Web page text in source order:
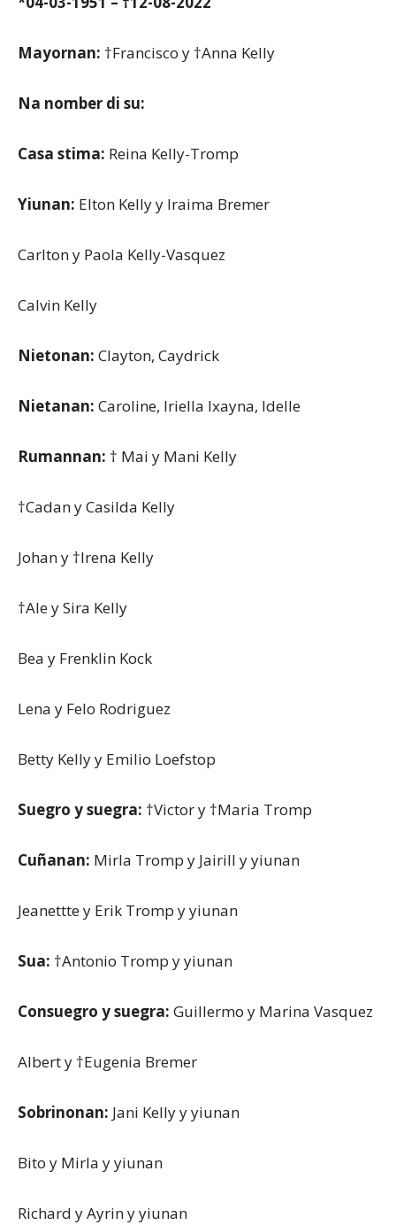
Mayornan: †Francisco y †Anna Kelly
Na nomber di su:
Casa stima: Reina Kelly-Tromp
Yiunan: Elton Kelly y Iraima Bremer
Carlton y Paola Kelly-Vasquez
Calvin Kelly
Nietonan: Clayton, Caydrick
Nietanan: Caroline, Iriella Ixayna, Idelle
Rumannan: † Mai y Mani Kelly
†Cadan y Casilda Kelly
Johan y †Irena Kelly
†Ale y Sira Kelly
Bea y Frenklin Kock
Lena y Felo Rodriguez
Betty Kelly y Emilio Loefstop
Suegro y suegra: †Victor y †Maria Tromp
Cuñanan: Mirla Tromp y Jairill y yiunan
Jeanettte y Erik Tromp y yiunan
Sua: †Antonio Tromp y yiunan
Consuegro y suegra: Guillermo y Marina Vasquez
Albert y †Eugenia Bremer
Sobrinonan: Jani Kelly y yiunan
Bito y Mirla y yiunan
Richard y Ayrin y yiunan